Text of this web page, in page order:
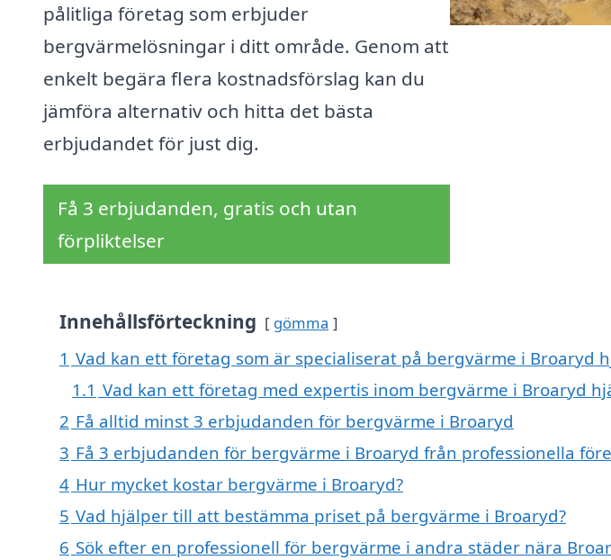
pålitliga företag som erbjuder
bergvärmelösningar i ditt område. Genom att
enkelt begära flera kostnadsförslag kan du
jämföra alternativ och hitta det bästa
erbjudandet för just dig.
Få 3 erbjudanden, gratis och utan
förpliktelser
Innehållsförteckning gömma
1 Vad kan ett företag som är specialiserat på bergvärme i Broaryd
1.1 Vad kan ett företag med expertis inom bergvärme i Broaryd
2 Få alltid minst 3 erbjudanden för bergvärme i Broaryd
3 Få 3 erbjudanden för bergvärme i Broaryd från professionella
4 Hur mycket kostar bergvärme i Broaryd?
5 Vad hjälper till att bestämma priset på bergvärme i Broaryd?
6 Sök efter en professionell för bergvärme i andra städer nära